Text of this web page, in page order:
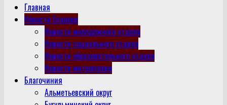
Главная
Новости Епархии
Новости молодежного отдела
Новости социального отдела
Новости образовательного отдела
Новости митрополии
Благочиния
Альметьевский округ